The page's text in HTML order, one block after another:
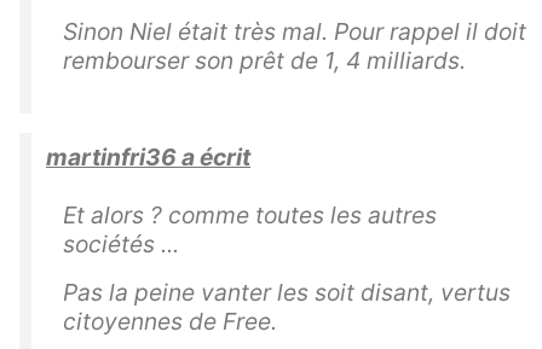
Sinon Niel était très mal. Pour rappel il doit
rembourser son prêt de 1, 4 milliards.
martinfri36 a écrit
Et alors ? comme toutes les autres
sociétés ...
Pas la peine vanter les soit disant, vertus
citoyennes de Free.